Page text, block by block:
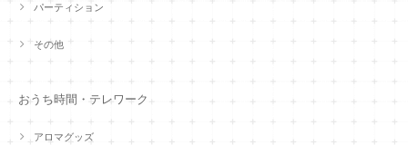
パーティション
その他
おうち時間・テレワーク
アロマグッズ